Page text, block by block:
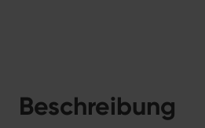
Beschreibung